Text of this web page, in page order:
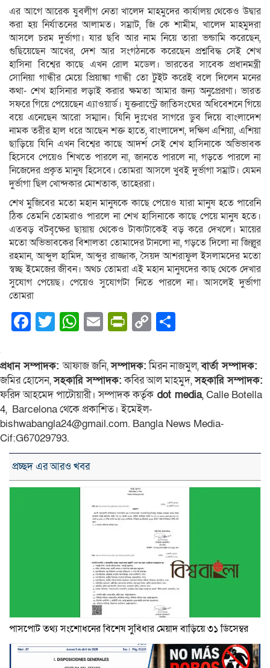
এর আগে আরেক যুবলীগ নেতা খালেদ মাহমুদের কার্যালয় থেকেও উদ্বার
করা হয় নির্যাতনের আলামত। সম্রাট, জি কে শামীম, খালেদ মাহমুদরা
আসলে চরম দুর্ভাগা। যার ছবি আর নাম নিয়ে তারা ভন্ডামি করেছেন,
গুছিয়েছেন আখের, দেশ আর সংগঠনকে করেছেন প্রশ্নবিদ্ধ সেই শেখ
হাসিনা বিশ্বের কাছে এখন রোল মডেল। ভারতের সাবেক প্রধানমন্ত্রী
সোনিয়া গান্ধীর মেয়ে প্রিয়াঙ্কা গান্ধী তো টুইট করেই বলে দিলেন মনের
কথা- শেখ হাসিনার লড়াই করার ক্ষমতা আমার জন্য অনুপ্রেরণা। ভারত
সফরে গিয়ে পেয়েছেন এ্যাওয়ার্ড। যুক্তরাস্ট্রে জাতিসংঘের অধিবেশনে গিয়ে
বয়ে এনেছেন আরো সম্মান। যিনি দুঃখের সাগরে ডুব দিয়ে বাংলাদেশ
নামক তরীর হাল ধরে আছেন শক্ত হাতে, বাংলাদেশ, দক্ষিণ এশিয়া, এশিয়া
ছাড়িয়ে যিনি এখন বিশ্বের কাছে আদর্শ সেই শেখ হাসিনাকে অভিভাবক
হিসেবে পেয়েও শিখতে পারলে না, জানতে পারলে না, গড়তে পারলে না
নিজেদের প্রকৃত মানুষ হিসেবে। তোমরা আসলে খুবই দুর্ভাগা সম্রাট। যেমন
দুর্ভাগা ছিল খোন্দকার মোশতাক, তাহেররা।
শেখ মুজিবের মতো মহান মানুষকে কাছে পেয়েও যারা মানুষ হতে পারেনি
ঠিক তেমনি তোমরাও পারলে না শেখ হাসিনাকে কাছে পেয়ে মানুষ হতে।
এতবড় বটবৃক্ষের ছায়ায় থেকেও টাকাটাকেই বড় করে দেখলে। মায়ের
মতো অভিভাবকের বিশালতা তোমাদের টানলো না, গড়তে দিলো না জিল্লুর
রহমান, আব্দুল হামিদ, আব্দুর রাজ্জাক, সৈয়দ আশরাফুল ইসলামদের মতো
স্বচ্ছ ইমেজের জীবন। অথচ তোমরা এই মহান মানুষদের কাছ থেকে দেখার
সুযোগ পেয়েছ। পেয়েও সুযোগটা নিতে পারলে না। আসলেই দুর্ভাগা
তোমরা
Facebook
Twitter
WhatsApp
EmailPrintFriendly
Copy
প্রধান সম্পাদক:আফাজ জনি,সম্পাদক:মিরন নাজমুল,বার্তা সম্পাদক:
জমির হোসেন,সহকারি সম্পাদক:কবির আল মাহমুদ,সহকারি সম্পাদক:
ফরিদ আহমেদ পাটোয়ারী। সম্পাদক কর্তৃক dot media, Calle Botella
4, Barcelona থেকে প্রকাশিত। ইমেইল-
bishwabangla24@gmail.com. Bangla News Media-
Cif:G67029793.
প্রচ্ছদ এর আরও খবর
পাসপোর্ট তথ্য সংশোধনের বিশেষ সুবিধার মেয়াদ বাড়িয়ে ৩১ ডিসেম্বর